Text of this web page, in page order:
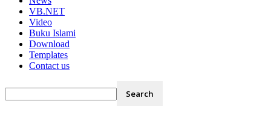
VB.NET
Video
Buku Islami
Download
Templates
Contact us